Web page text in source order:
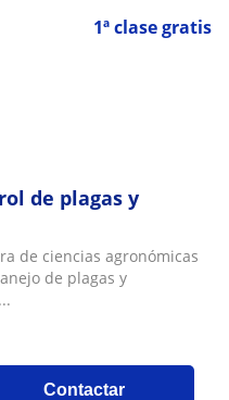
1ª clase gratis
de plagas y
de ciencias agronómicas
de plagas y
Contactar